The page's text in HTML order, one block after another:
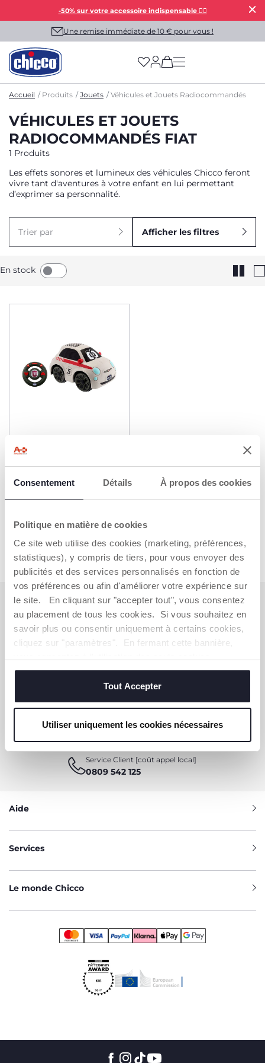
Consentement Détails À propos des cookies
Politique en matière de cookies
Ce site web utilise des cookies (marketing, préférences,
statistiques), y compris de tiers, pour vous envoyer des
publicités et des services personnalisés en fonction de
vos préférences ou afin d'améliorer votre expérience sur
le site. En cliquant sur "accepter tout", vous consentez
au placement de tous les cookies. Si vous souhaitez en
savoir plus ou consentir uniquement à certains cookies,
cliquez sur "paramètres". En fermant cette bannière,
techniques, qui sont essentiels au service demandé.
Tout Accepter
Utiliser uniquement les cookies nécessaires
-50% sur votre accessoire indispensable 👯‍♀️
Une remise immédiate de 10 € pour vous !
(has more options
Accueil Produits Jouets Véhicules et Jouets Radiocommandés
VÉHICULES ET JOUETS
RADIOCOMMANDÉS FIAT
1 Produits
Les effets sonores et lumineux des véhicules Chicco feront
vivre tant d'aventures à votre enfant en lui permettant
d’exprimer sa personnalité.
Trier par Afficher les filtres
En stock
39,99 €
S'ABONNER À LA NEWSLETTER
dépenser en ligne.
OBTENIR LA RÉDUCTION
VOUS-AVEZ BESOIN DE NOUS
Service Client [coût appel local]
0809 542 125
Aide
Services
Le monde Chicco